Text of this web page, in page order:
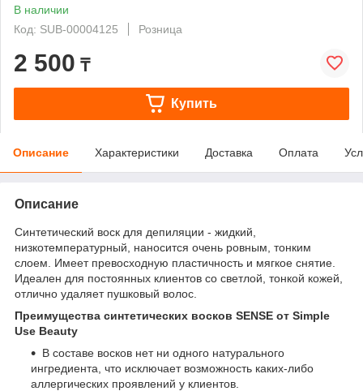
В наличии
Код: SUB-00004125
Розница
2 500 ₸
Купить
Описание Характеристики Доставка Оплата
Описание
Синтетический воск для депиляции - жидкий,
низкотемпературный, наносится очень ровным, тонким
слоем. Имеет превосходную пластичность и мягкое снятие.
Идеален для постоянных клиентов со светлой, тонкой кожей,
отлично удаляет пушковый волос.
Преимущества синтетических восков SENSE от Simple
Use Beauty
В составе восков нет ни одного натурального
ингредиента, что исключает возможность каких-либо
аллергических проявлений у клиентов.